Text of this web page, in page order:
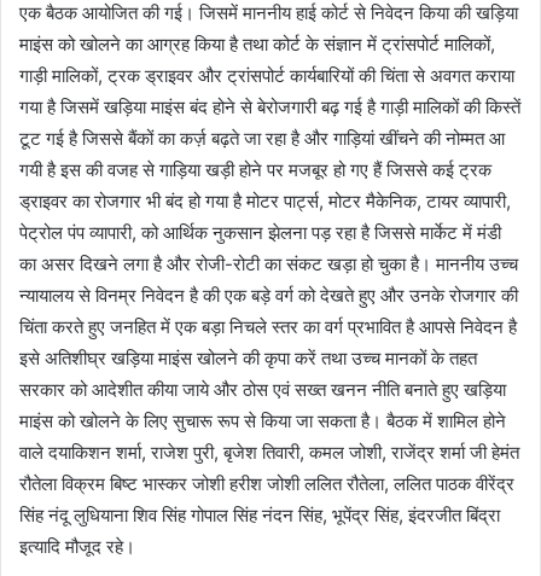
एक बैठक आयोजित की गई। जिसमें माननीय हाई कोर्ट से निवेदन किया की खड़िया
माइंस को खोलने का आग्रह किया है तथा कोर्ट के संज्ञान में ट्रांसपोर्ट मालिकों,
गाड़ी मालिकों, ट्रक ड्राइवर और ट्रांसपोर्ट कार्यबारियों की चिंता से अवगत कराया
गया है जिसमें खड़िया माइंस बंद होने से बेरोजगारी बढ़ गई है गाड़ी मालिकों की किस्तें
टूट गई है जिससे बैंकों का कर्ज़ बढ़ते जा रहा है और गाड़ियां खींचने की नोम्मत आ
गयी है इस की वजह से गाड़िया खड़ी होने पर मजबूर हो गए हैं जिससे कई ट्रक
ड्राइवर का रोजगार भी बंद हो गया है मोटर पार्ट्स, मोटर मैकेनिक, टायर व्यापारी,
पेट्रोल पंप व्यापारी, को आर्थिक नुकसान झेलना पड़ रहा है जिससे मार्केट में मंडी
का असर दिखने लगा है और रोजी-रोटी का संकट खड़ा हो चुका है। माननीय उच्च
न्यायालय से विनम्र निवेदन है की एक बड़े वर्ग को देखते हुए और उनके रोजगार की
चिंता करते हुए जनहित में एक बड़ा निचले स्तर का वर्ग प्रभावित है आपसे निवेदन है
इसे अतिशीघ्र खड़िया माइंस खोलने की कृपा करें तथा उच्च मानकों के तहत
सरकार को आदेशीत कीया जाये और ठोस एवं सख्त खनन नीति बनाते हुए खड़िया
माइंस को खोलने के लिए सुचारू रूप से किया जा सकता है। बैठक में शामिल होने
वाले दयाकिशन शर्मा, राजेश पुरी, बृजेश तिवारी, कमल जोशी, राजेंद्र शर्मा जी हेमंत
रौतेला विक्रम बिष्ट भास्कर जोशी हरीश जोशी ललित रौतेला, ललित पाठक वीरेंद्र
सिंह नंदू लुधियाना शिव सिंह गोपाल सिंह नंदन सिंह, भूपेंद्र सिंह, इंदरजीत बिंद्रा
इत्यादि मौजूद रहे।